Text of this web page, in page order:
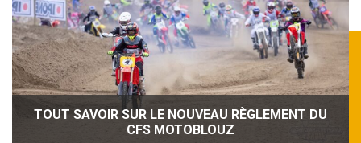
NOUVEAU RECORD D’ENGAGÉS POUR LE CFS
MOTOBLOUZ
TOUT SAVOIR SUR LE NOUVEAU RÈGLEMENT DU
CFS MOTOBLOUZ
SÉCURITÉ, CRÉDIBILITÉ, VISIBILITÉ : LE CFS
MOTOBLOUZ RENFORCE SON IDENTITÉ